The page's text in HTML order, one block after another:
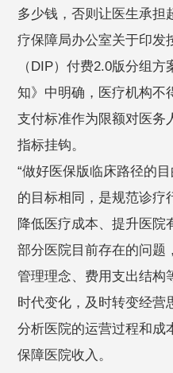
多少钱，否则让医生承担
疗保障局办公室关于印发
（DIP）付费2.0版分组
知》中明确，医疗机构不
支付标准作为限额对医务
指标挂钩。
“做好医保版临床路径的
的目标相同，是规范诊疗
降低医疗成本、提升医院
部分医院目前存在的问题
管理理念、费用支出结构
时代变化，及时转变经营
分析医院的运营过程和成
保障医院收入。